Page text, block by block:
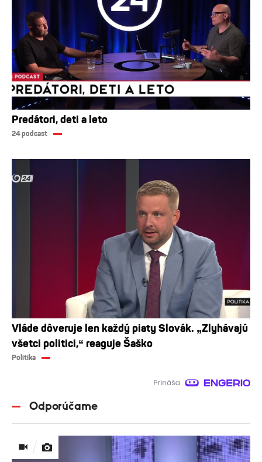
Predátori, deti a leto
24 podcast
Vláde dôveruje len každý piaty Slovák. „Zlyhávajú
všetci politici,“ reaguje Šaško
Politika
Odporúčame